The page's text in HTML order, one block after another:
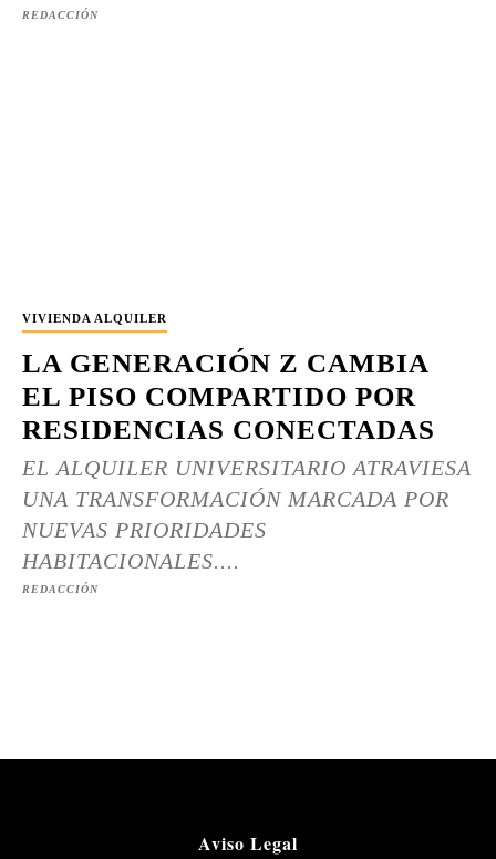
REDACCIÓN
VIVIENDA ALQUILER
LA GENERACIÓN Z CAMBIA
EL PISO COMPARTIDO POR
RESIDENCIAS CONECTADAS
EL ALQUILER UNIVERSITARIO ATRAVIESA
UNA TRANSFORMACIÓN MARCADA POR
NUEVAS PRIORIDADES
HABITACIONALES....
REDACCIÓN
Aviso Legal